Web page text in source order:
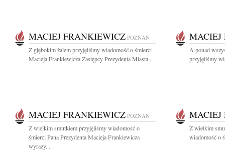
MACIEJ FRANKIEWICZ POZNAŃ
Z głębokim żalem przyjęliśmy wiadomość o śmierci
Macieja Frankiewicza Zastępcy Prezydenta Miasta...
MACIEJ
A ponad
przyjęliśmy
MACIEJ FRANKIEWICZ POZNAŃ
Z wielkim smutkiem przyjęliśmy wiadomość o
śmierci Pana Prezydenta Macieja Frankiewicza
wyrazy...
MACIEJ
Z wielkim
wiadomość o